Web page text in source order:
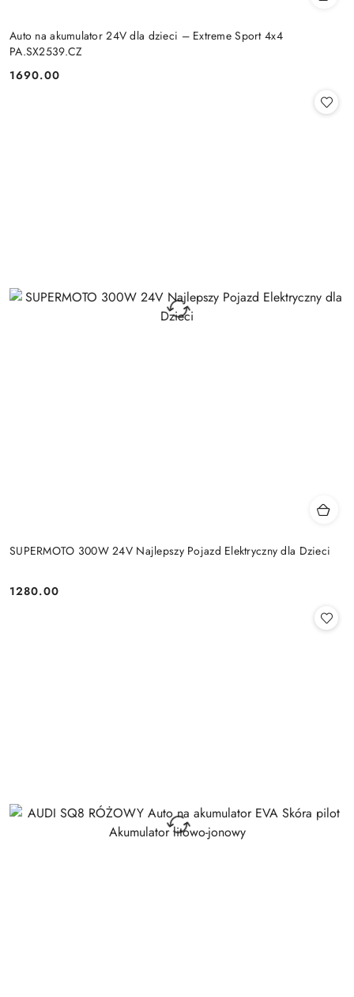
Auto na akumulator 24V dla dzieci – Extreme Sport 4x4
PA.SX2539.CZ
Cena:
1690.00
SUPERMOTO 300W 24V Najlepszy Pojazd Elektryczny dla Dzieci
Cena:
1280.00